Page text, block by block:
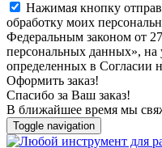
Нажимая кнопку
обработку моих
Федеральным законом от
персональных данных», на
определенных в Согласии
Оформить заказ!
Спасибо за Ваш заказ!
В ближайшее время мы
Toggle navigation